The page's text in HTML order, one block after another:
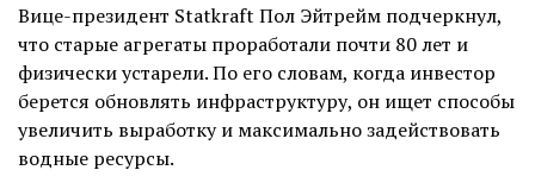
Вице-президент Statkraft Пол Эйтрейм подчеркнул,
что старые агрегаты проработали почти 80 лет и
физически устарели. По его словам, когда инвестор
берется обновлять инфраструктуру, он ищет способы
увеличить выработку и максимально задействовать
водные ресурсы.